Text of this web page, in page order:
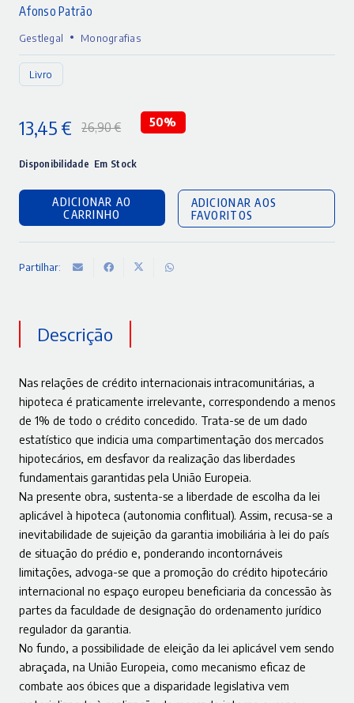
Afonso Patrão
Gestlegal • Monografias
Livro
26,90€
preço
original
era:
26,90 €.
13,45 €
preço
atual
é:
13,45 €.
50%
Disponibilidade Em Stock
ADICIONAR AO
CARRINHO
ADICIONAR AOS
FAVORITOS
Partilhar:
Descrição
Nas relações de crédito internacionais intracomunitárias, a
hipoteca é praticamente irrelevante, correspondendo a menos
de 1% de todo o crédito concedido. Trata-se de um dado
estatístico que indicia uma compartimentação dos mercados
hipotecários, em desfavor da realização das liberdades
fundamentais garantidas pela União Europeia.
Na presente obra, sustenta-se a liberdade de escolha da lei
aplicável à hipoteca (autonomia conflitual). Assim, recusa-se a
inevitabilidade de sujeição da garantia imobiliária à lei do país
de situação do prédio e, ponderando incontornáveis
limitações, advoga-se que a promoção do crédito hipotecário
internacional no espaço europeu beneficiaria da concessão às
partes da faculdade de designação do ordenamento jurídico
regulador da garantia.
No fundo, a possibilidade de eleição da lei aplicável vem sendo
abraçada, na União Europeia, como mecanismo eficaz de
combate aos óbices que a disparidade legislativa vem